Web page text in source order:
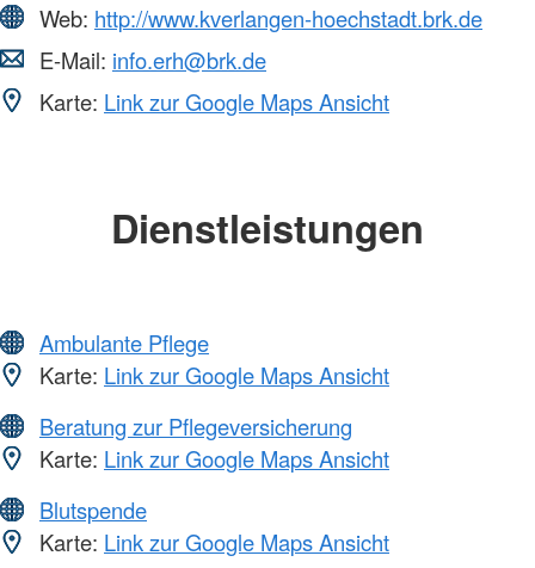
Web: http://www.kverlangen-hoechstadt.brk.de
E-Mail: info.erh@brk.de
Karte: Link zur Google Maps Ansicht
Dienstleistungen
Ambulante Pflege
Karte: Link zur Google Maps Ansicht
Beratung zur Pflegeversicherung
Karte: Link zur Google Maps Ansicht
Blutspende
Karte: Link zur Google Maps Ansicht